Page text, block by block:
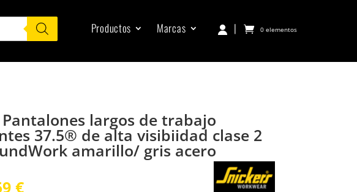
Productos Marcas | 0 elementos
Pantalones largos de trabajo
37.5® de alta visibiidad clase 2
amarillo/ gris acero
€